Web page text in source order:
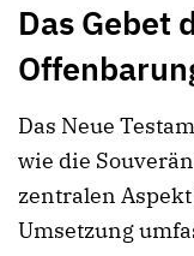
Das Gebet
Das Neue
wie die
zentralen
Umsetzung